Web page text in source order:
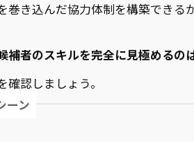
巻き込んだ協力体制を構築できる
補者のスキルを完全に見極めるの
認しましょう。
ーン